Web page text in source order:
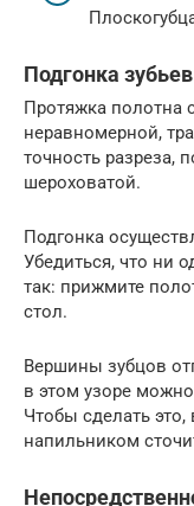
Подгонка
Протяжка полотна
неравномерной,
точность разреза,
шероховатой.
Подгонка
Убедиться, что ни
так: прижмите
стол.
Вершины зубцов
в этом узоре можно
Чтобы сделать
напильником